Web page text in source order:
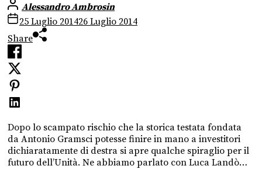
Alessandro Ambrosin
25 Luglio 201426 Luglio 2014
Share
Dopo lo scampato rischio che la storica testata fondata
da Antonio Gramsci potesse finire in mano a investitori
dichiaratamente di destra si apre qualche spiraglio per il
futuro dell’Unità. Ne abbiamo parlato con Luca Landò…